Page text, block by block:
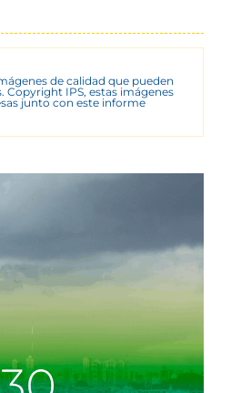
de calidad que pueden
Copyright IPS, estas imágenes
junto con este informe